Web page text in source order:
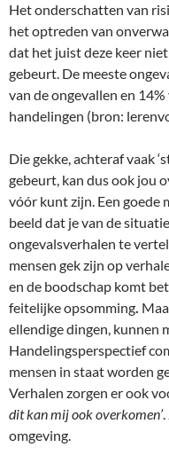
Het onderschatten van
het optreden van
dat het juist deze keer
gebeurt. De meeste
van de ongevallen en
handelingen (bron:
Die gekke, achteraf vaak
gebeurt, kan dus ook jou
vóór kunt zijn. Een goede
beeld dat je van de
ongevalsverhalen te
mensen gek zijn op
en de boodschap komt
feitelijke opsomming.
ellendige dingen, kunnen
Handelingsperspectief
mensen in staat worden
Verhalen zorgen er ook
dit kan mij ook overkomen’
omgeving.